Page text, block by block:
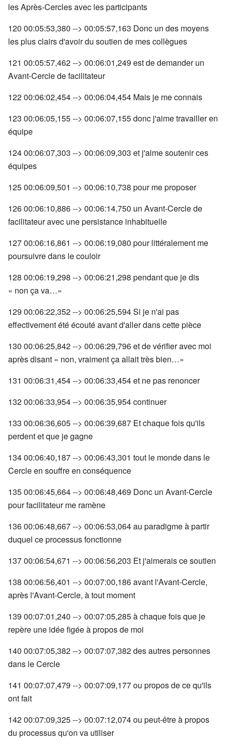
les Après-Cercles avec les participants
120 00:05:53,380 --> 00:05:57,163 Donc un des moyens
les plus clairs d'avoir du soutien de mes collègues
121 00:05:57,462 --> 00:06:01,249 est de demander un
Avant-Cercle de facilitateur
122 00:06:02,454 --> 00:06:04,454 Mais je me connais
123 00:06:05,155 --> 00:06:07,155 donc j'aime travailler en
équipe
124 00:06:07,303 --> 00:06:09,303 et j'aime soutenir ces
équipes
125 00:06:09,501 --> 00:06:10,738 pour me proposer
126 00:06:10,886 --> 00:06:14,750 un Avant-Cercle de
facilitateur avec une persistance inhabituelle
127 00:06:16,861 --> 00:06:19,080 pour littéralement me
poursuivre dans le couloir
128 00:06:19,298 --> 00:06:21,298 pendant que je dis
« non ça va…»
129 00:06:22,352 --> 00:06:25,594 Si je n'ai pas
effectivement été écouté avant d'aller dans cette pièce
130 00:06:25,842 --> 00:06:29,796 et de vérifier avec moi
après disant « non, vraiment ça allait très bien…»
131 00:06:31,454 --> 00:06:33,454 et ne pas renoncer
132 00:06:33,954 --> 00:06:35,954 continuer
133 00:06:36,605 --> 00:06:39,687 Et chaque fois qu'ils
perdent et que je gagne
134 00:06:40,187 --> 00:06:43,301 tout le monde dans le
Cercle en souffre en conséquence
135 00:06:45,664 --> 00:06:48,469 Donc un Avant-Cercle
pour facilitateur me ramène
136 00:06:48,667 --> 00:06:53,064 au paradigme à partir
duquel ce processus fonctionne
137 00:06:54,671 --> 00:06:56,203 Et j'aimerais ce soutien
138 00:06:56,401 --> 00:07:00,186 avant l'Avant-Cercle,
après l'Avant-Cercle, à tout moment
139 00:07:01,240 --> 00:07:05,285 à chaque fois que je
repère une idée figée à propos de moi
140 00:07:05,382 --> 00:07:07,382 des autres personnes
dans le Cercle
141 00:07:07,479 --> 00:07:09,177 ou propos de ce qu'ils
ont fait
142 00:07:09,325 --> 00:07:12,074 ou peut-être à propos
du processus qu'on va utiliser